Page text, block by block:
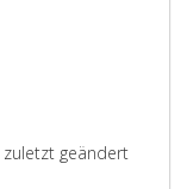
zuletzt geändert